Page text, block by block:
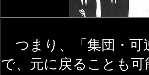
つまり、「集団・可
で、元に戻ることも